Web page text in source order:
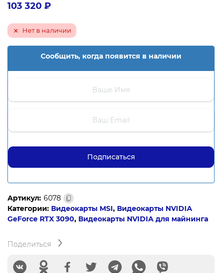
103 320 ₽
Нет в наличии
Сообщить, когда появится в наличии
Артикул: 6078
Категории: Видеокарты MSI, Видеокарты NVIDIA
GeForce RTX 3090, Видеокарты NVIDIA для майнинга
Поделиться